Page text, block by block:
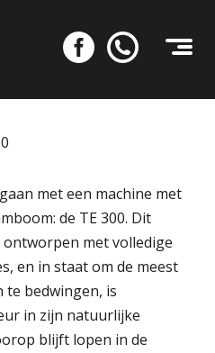
met een machine met
de TE 300. Dit
met volledige
en in staat om de meest
te bedwingen, is
in zijn natuurlijke
blijft lopen in de